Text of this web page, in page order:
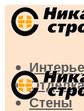
Отделка
Стены